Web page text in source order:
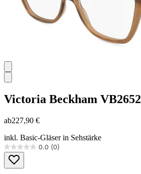
Victoria Beckham VB2652
ab227,90 €
inkl. Basic-Gläser in Sehstärke
0.0 (0)
0.0
von
5